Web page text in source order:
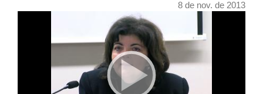
8 de nov. de 2013